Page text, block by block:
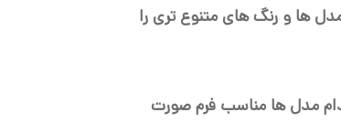
ها و رنگ های متنوع تری را
مدل ها مناسب فرم صورت